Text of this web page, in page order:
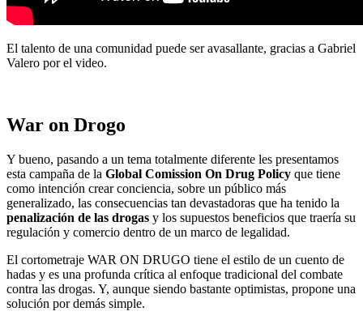
El talento de una comunidad puede ser avasallante, gracias a Gabriel
Valero por el video.
War on Drogo
Y bueno, pasando a un tema totalmente diferente les presentamos
esta campaña de la Global Comission On Drug Policy que tiene
como intención crear conciencia, sobre un público más
generalizado, las consecuencias tan devastadoras que ha tenido la
penalización de las drogas y los supuestos beneficios que traería su
regulación y comercio dentro de un marco de legalidad.
El cortometraje WAR ON DRUGO tiene el estilo de un cuento de
hadas y es una profunda crítica al enfoque tradicional del combate
contra las drogas. Y, aunque siendo bastante optimistas, propone una
solución por demás simple.